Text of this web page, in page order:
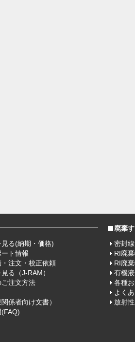
る(納期・価格)
ト情報
注文・校正依頼
る（J-RAM）
注文方法
係者向け文書）
廃棄
密封
RI廃
RI廃
有機
各種
よく
放射